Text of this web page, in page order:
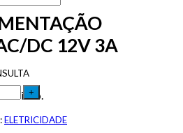
DC 12V 3A
ELETRICIDADE